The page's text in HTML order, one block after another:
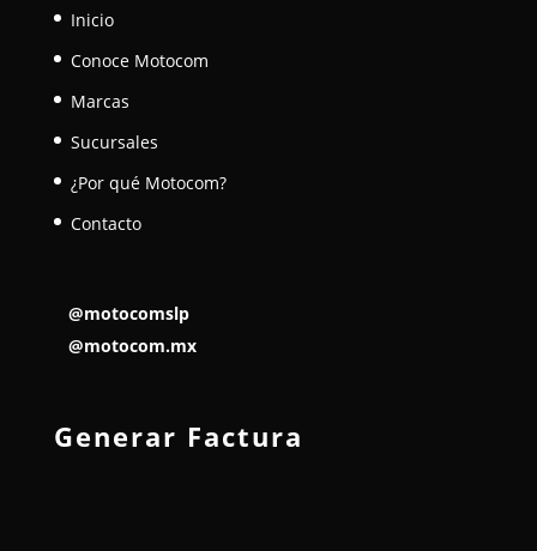
Inicio
Conoce Motocom
Marcas
Sucursales
¿Por qué Motocom?
Contacto
@motocomslp
@motocom.mx
Generar Factura